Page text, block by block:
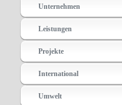
Unternehmen
Leistungen
Projekte
International
Umwelt